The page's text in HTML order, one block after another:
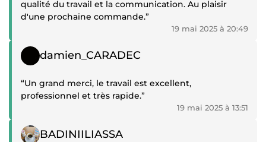
qualité du travail et la communication. Au plaisir
d'une prochaine commande.”
19 mai 2025 à 20:49
Témoignage positif
damien_CARADEC
“Un grand merci, le travail est excellent,
professionnel et très rapide.”
19 mai 2025 à 13:51
Témoignage positif
BADINIILIASSA